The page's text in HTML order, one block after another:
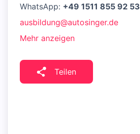
WhatsApp: +49 1511 855 92 53
ausbildung@autosinger.de
Mehr anzeigen
Teilen